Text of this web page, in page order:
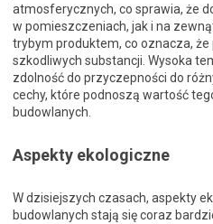
atmosferycznych, co sprawia, że
w pomieszczeniach, jak i na
trybym produktem, co oznacza,
szkodliwych substancji. Wysoka
zdolność do przyczepności do
cechy, które podnoszą wartość
budowlanych.
Aspekty ekologiczne
W dzisiejszych czasach, aspekty
budowlanych stają się coraz